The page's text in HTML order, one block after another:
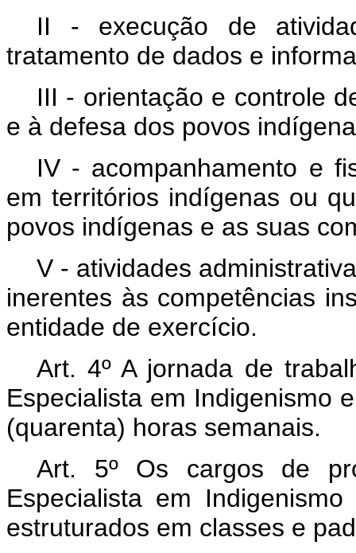
II - execução de
tratamento de dados e
III - orientação e controle
e à defesa dos povos
IV - acompanhamento e
em territórios indígenas ou
povos indígenas e as suas
V - atividades
inerentes às competências
entidade de exercício.
Art. 4º A jornada de
Especialista em Indigenismo
(quarenta) horas semanais.
Art. 5º Os cargos de
Especialista em
estruturados em classes e